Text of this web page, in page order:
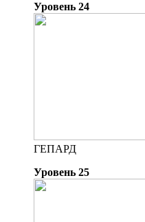
Уровень 24
ГЕПАРД
Уровень 25